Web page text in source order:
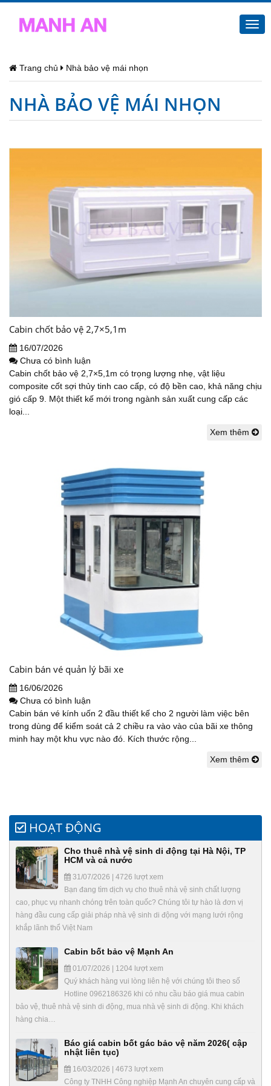
Trang chủ Nhà bảo vệ mái nhọn
NHÀ BẢO VỆ MÁI NHỌN
Cabin chốt bảo vệ 2,7×5,1m
16/07/2026
Chưa có bình luận
Cabin chốt bảo vệ 2,7×5,1m có trọng lượng nhẹ, vật liệu
composite cốt sợi thủy tinh cao cấp, có độ bền cao, khả năng chịu
gió cấp 9. Một thiết kế mới trong ngành sản xuất cung cấp các
loại...
Xem thêm
Cabin bán vé quản lý bãi xe
16/06/2026
Chưa có bình luận
Cabin bán vé kính uốn 2 đầu thiết kế cho 2 người làm việc bên
trong dùng để kiểm soát cả 2 chiều ra vào vào của bãi xe thông
minh hay một khu vực nào đó. Kích thước rộng...
Xem thêm
HOẠT ĐỘNG
Cho thuê nhà vệ sinh di động tại Hà Nội, TP
HCM và cả nước
31/07/2026 | 4726 lượt xem
Bạn đang tìm dịch vụ cho thuê nhà vệ sinh chất lượng
cao, phục vụ nhanh chóng trên toàn quốc? Chúng tôi tự hào là đơn vị
hàng đầu cung cấp giải pháp nhà vệ sinh di động với mạng lưới rộng
khắp lãnh thổ Việt Nam
Cabin bốt bảo vệ Mạnh An
01/07/2026 | 1204 lượt xem
Quý khách hàng vui lòng liên hệ với chúng tôi theo số
Hotline 0962186326 khi có nhu cầu báo giá mua cabin
bảo vệ, thuê nhà vệ sinh di động, mua nhà vệ sinh di động. Khi khách
hàng chia…
Báo giá cabin bốt gác bảo vệ năm 2026( cập
nhật liên tục)
16/03/2026 | 4673 lượt xem
Công ty TNHH Công nghiệp Mạnh An chuyên cung cấp và